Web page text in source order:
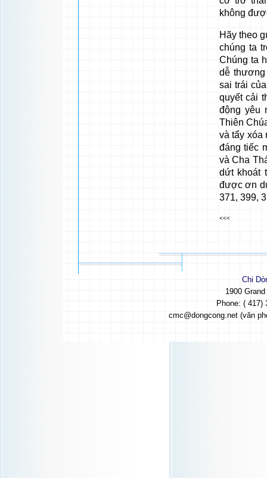
không
Hãy theo
chúng ta
Chúng ta
dễ thương
sai trái
quyết cải
động yêu
Thiên
và tẩy xóa
đáng tiếc
và Cha
dứt khoát
được ơn
371, 399,
<<<
Chi
1900
Phone: ( 417)
cmc@dongcong.net (văn